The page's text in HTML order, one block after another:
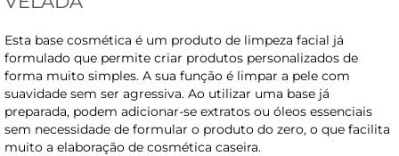
Esta base cosmética é um produto de limpeza facial já
formulado que permite criar produtos personalizados de
forma muito simples. A sua função é limpar a pele com
suavidade sem ser agressiva. Ao utilizar uma base já
preparada, podem adicionar-se extratos ou óleos essenciais
sem necessidade de formular o produto do zero, o que facilita
muito a elaboração de cosmética caseira.